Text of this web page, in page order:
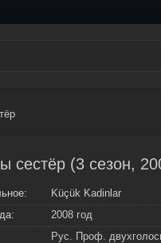
сестёр (3 сезон,
Küçük Kadinlar
2008 год
Рус. Проф.